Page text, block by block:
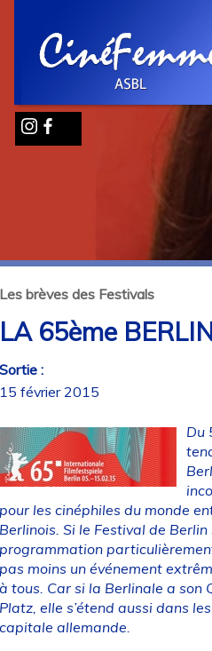
brèves des Festivals
65ème
:
février 2015
Du
les cinéphiles du monde
Si le Festival de
moins un événement
tous. Car si la Berlinale a son
elle s’étend aussi dans
allemande.